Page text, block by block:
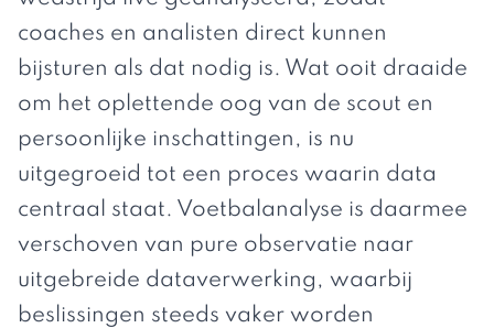
coaches en analisten direct kunnen
bijsturen als dat nodig is. Wat ooit draaide
om het oplettende oog van de scout en
persoonlijke inschattingen, is nu
uitgegroeid tot een proces waarin data
centraal staat. Voetbalanalyse is daarmee
verschoven van pure observatie naar
uitgebreide dataverwerking, waarbij
beslissingen steeds vaker worden